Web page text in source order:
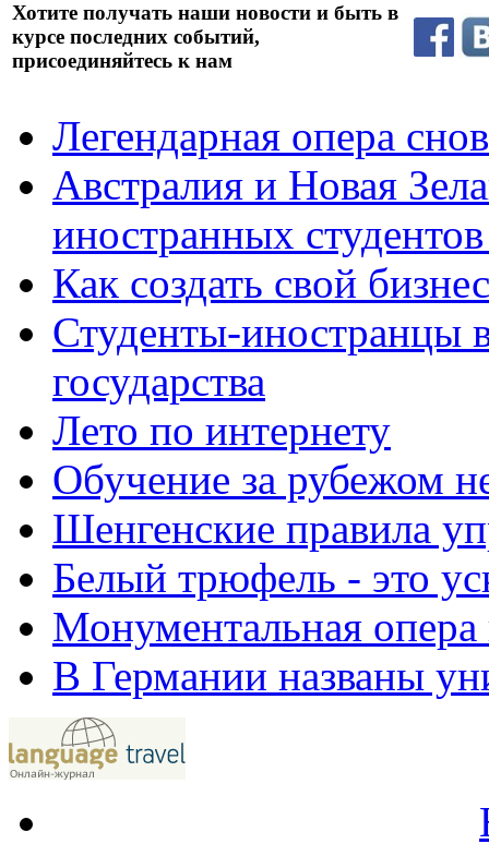
Хотите получать наши новости и быть в
курсе последних событий,
присоединяйтесь к нам
Легендарная опера
Австралия и Новая
иностранных
Как создать свой
Студенты-иностранцы
государства
Лето по интернету
Обучение за рубежом
Шенгенские правила
Белый трюфель - это
Монументальная
В Германии названы